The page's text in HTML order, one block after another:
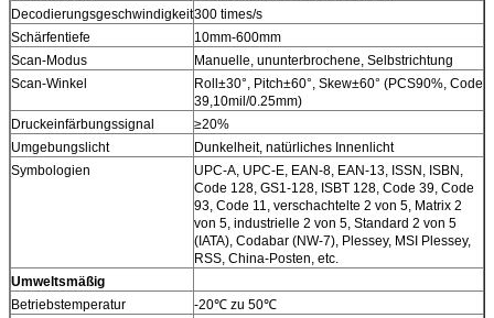
Decodierungsgeschwindigkeit300 times/s
Schärfentiefe
10mm-600mm
Scan-Modus
Manuelle, ununterbrochene, Selbstrichtung
Scan-Winkel
Roll±30°, Pitch±60°, Skew±60° (PCS90%, Code
39,10mil/0.25mm)
Druckeinfärbungssignal
≥20%
Umgebungslicht
Dunkelheit, natürliches Innenlicht
Symbologien
UPC-A, UPC-E, EAN-8, EAN-13, ISSN, ISBN,
Code 128, GS1-128, ISBT 128, Code 39, Code
93, Code 11, verschachtelte 2 von 5, Matrix 2
von 5, industrielle 2 von 5, Standard 2 von 5
(IATA), Codabar (NW-7), Plessey, MSI Plessey,
RSS, China-Posten, etc.
Umweltsmäßig
Betriebstemperatur
-20℃ zu 50℃